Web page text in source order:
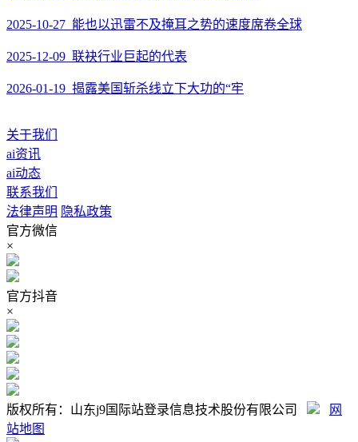
2025-10-27 能也以迅雷不及掩耳之势的速度席卷全球
2025-12-09 联袂行业巨起的代表
2026-01-19 揭露美国斩杀线立下大功的“牢
关于我们
ai资讯
ai动态
联系我们
法律声明 隐私政策
官方微信
×
官方抖音
×
版权所有：山东j9国际站登录信息技术股份有限公司
网
站地图